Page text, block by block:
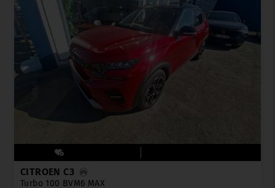
CITROËN C3
Turbo 100 BVM6 MAX